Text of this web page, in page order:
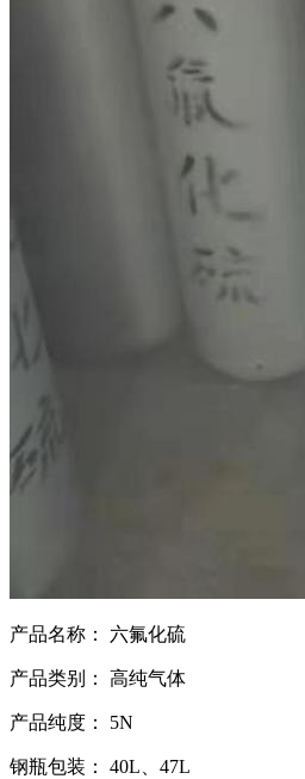
产品名称： 六氟化硫
产品类别： 高纯气体
产品纯度： 5N
钢瓶包装： 40L、47L